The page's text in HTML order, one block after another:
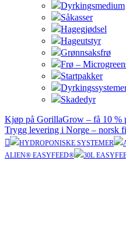
Dyrkingsmedium
Såkasser
Hagegjødsel
Hageutstyr
Grønnsaksfrø
Frø –
Startpakker
Skadedyr
Kjøp på GorillaGrow – få 10 %
Trygg levering i Norge – norsk
HYDROPONISKE SYSTEMER
ALIEN® EASYFEED®
30L